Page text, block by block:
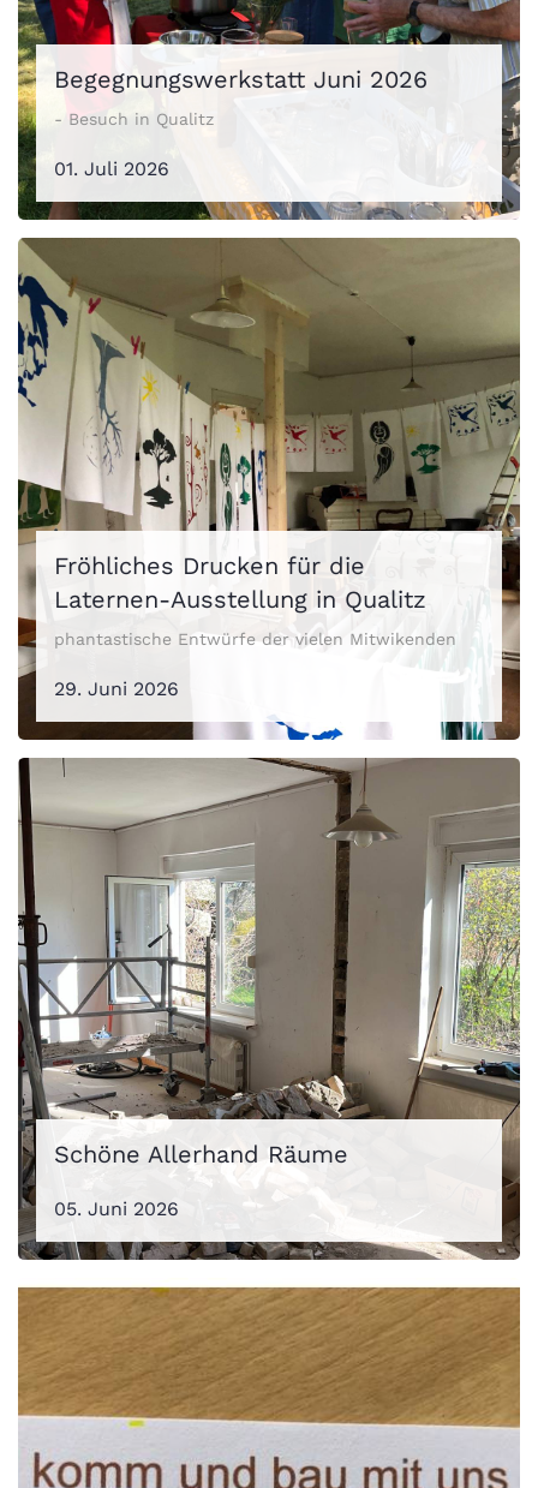
Begegnungswerkstatt Juni 2026
- Besuch in Qualitz
01. Juli 2026
Fröhliches Drucken für die
Laternen-Ausstellung in Qualitz
phantastische Entwürfe der vielen Mitwikenden
29. Juni 2026
Schöne Allerhand Räume
05. Juni 2026